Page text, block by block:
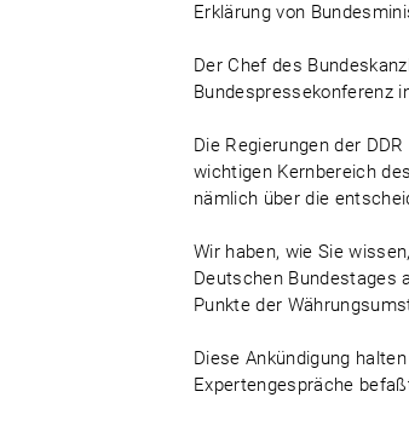
Erklärung von
Der Chef des
Bundespressekonferenz
Die Regierungen der
wichtigen Kernbereich
nämlich über die
Wir haben, wie Sie
Deutschen Bundestages
Punkte der
Diese Ankündigung
Expertengespräche